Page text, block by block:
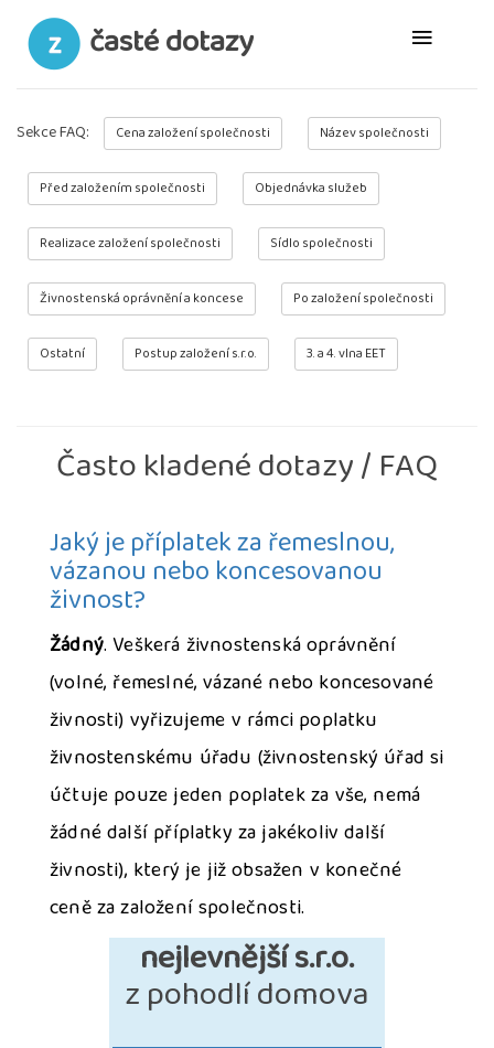
časté dotazy
Sekce FAQ: Cena založení společnosti Název společnosti
Před založením společnosti Objednávka služeb
Realizace založení společnosti Sídlo společnosti
Živnostenská oprávnění a koncese Po založení společnosti
Ostatní Postup založení s.r.o. 3. a 4. vlna EET
Často kladené dotazy / FAQ
Jaký je příplatek za řemeslnou,
vázanou nebo koncesovanou
živnost?
Žádný. Veškerá živnostenská oprávnění
(volné, řemeslné, vázané nebo koncesované
živnosti) vyřizujeme v rámci poplatku
živnostenskému úřadu (živnostenský úřad si
účtuje pouze jeden poplatek za vše, nemá
žádné další příplatky za jakékoliv další
živnosti), který je již obsažen v konečné
ceně za založení společnosti.
nejlevnější s.r.o.
z pohodlí domova